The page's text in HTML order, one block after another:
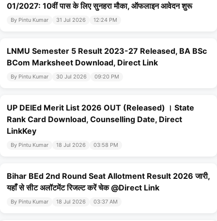
01/2027: 10वीं पास के लिए सुनहरा मौका, ऑफलाइन आवेदन शुरू
By Pintu Kumar 31 Jul 2026 12:24 PM
LNMU Semester 5 Result 2023-27 Released, BA BSc
BCom Marksheet Download, Direct Link
By Pintu Kumar 30 Jul 2026 09:20 PM
UP DElEd Merit List 2026 OUT (Released) । State
Rank Card Download, Counselling Date, Direct
LinkKey
By Pintu Kumar 18 Jul 2026 03:58 PM
Bihar BEd 2nd Round Seat Allotment Result 2026 जारी,
यहाँ से सीट अलॉटमेंट रिजल्ट करें चेक @Direct Link
By Pintu Kumar 18 Jul 2026 03:37 AM